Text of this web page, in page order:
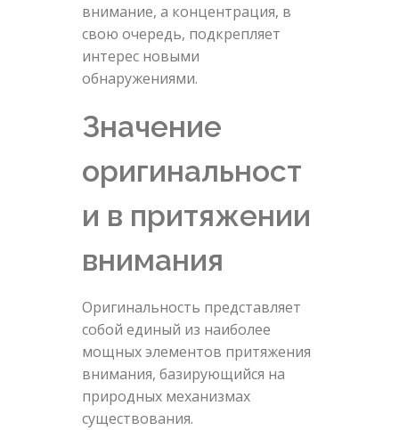
внимание, а концентрация, в
свою очередь, подкрепляет
интерес новыми
обнаружениями.
Значение
оригинальност
и в притяжении
внимания
Оригинальность представляет
собой единый из наиболее
мощных элементов притяжения
внимания, базирующийся на
природных механизмах
существования.